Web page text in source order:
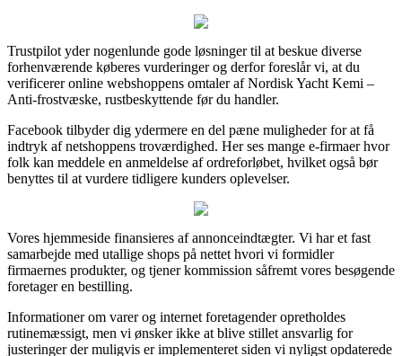
Trustpilot yder nogenlunde gode løsninger til at beskue diverse
forhenværende køberes vurderinger og derfor foreslår vi, at du
verificerer online webshoppens omtaler af Nordisk Yacht Kemi –
Anti-frostvæske, rustbeskyttende før du handler.
Facebook tilbyder dig ydermere en del pæne muligheder for at få
indtryk af netshoppens troværdighed. Her ses mange e-firmaer hvor
folk kan meddele en anmeldelse af ordreforløbet, hvilket også bør
benyttes til at vurdere tidligere kunders oplevelser.
Vores hjemmeside finansieres af annonceindtægter. Vi har et fast
samarbejde med utallige shops på nettet hvori vi formidler
firmaernes produkter, og tjener kommission såfremt vores besøgende
foretager en bestilling.
Informationer om varer og internet foretagender opretholdes
rutinemæssigt, men vi ønsker ikke at blive stillet ansvarlig for
justeringer der muligvis er implementeret siden vi nyligst opdaterede